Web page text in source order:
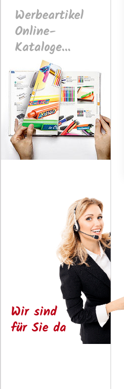
Werbeartikel
Online-
Kataloge...
Wir sind
für Sie da